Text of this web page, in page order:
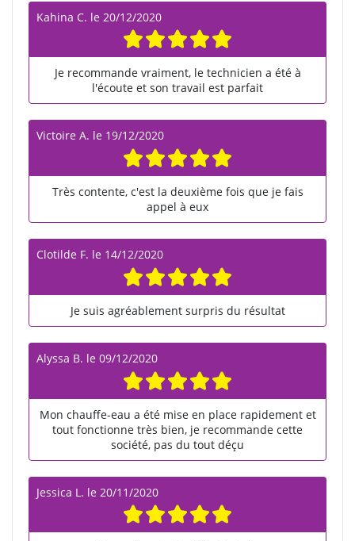
Kahina C. le 20/12/2020
Je recommande vraiment, le technicien a été à
l'écoute et son travail est parfait
Victoire A. le 19/12/2020
Très contente, c'est la deuxième fois que je fais
appel à eux
Clotilde F. le 14/12/2020
Je suis agréablement surpris du résultat
Alyssa B. le 09/12/2020
Mon chauffe-eau a été mise en place rapidement et
tout fonctionne très bien, je recommande cette
société, pas du tout déçu
Jessica L. le 20/11/2020